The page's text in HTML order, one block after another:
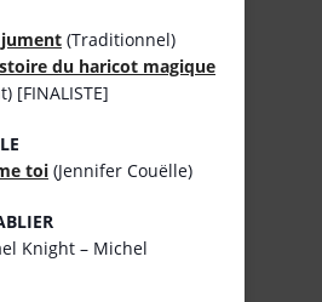
(Traditionnel)
du haricot magique
[FINALISTE]
toi (Jennifer Couëlle)
Knight – Michel